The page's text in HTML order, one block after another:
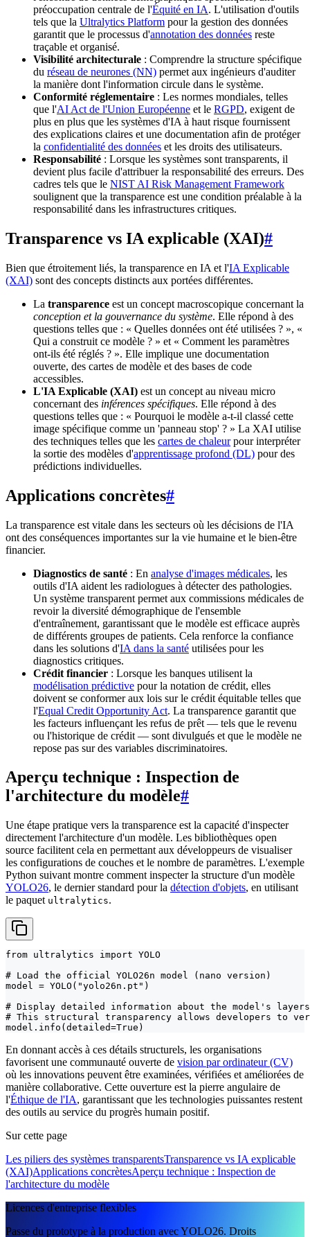
préoccupation centrale de l'Équité en IA. L'utilisation d'outils
tels que la Ultralytics Platform pour la gestion des données
garantit que le processus d'annotation des données reste
traçable et organisé.
Visibilité architecturale : Comprendre la structure spécifique
du réseau de neurones (NN) permet aux ingénieurs d'auditer
la manière dont l'information circule dans le système.
Conformité réglementaire : Les normes mondiales, telles
que l'AI Act de l'Union Européenne et le RGPD, exigent de
plus en plus que les systèmes d'IA à haut risque fournissent
des explications claires et une documentation afin de protéger
la confidentialité des données et les droits des utilisateurs.
Responsabilité : Lorsque les systèmes sont transparents, il
devient plus facile d'attribuer la responsabilité des erreurs. Des
cadres tels que le NIST AI Risk Management Framework
soulignent que la transparence est une condition préalable à la
responsabilité dans les infrastructures critiques.
Transparence vs IA explicable (XAI)#
Bien que étroitement liés, la transparence en IA et l'IA Explicable
(XAI) sont des concepts distincts aux portées différentes.
La transparence est un concept macroscopique concernant la
conception et la gouvernance du système. Elle répond à des
questions telles que : « Quelles données ont été utilisées ? », «
Qui a construit ce modèle ? » et « Comment les paramètres
ont-ils été réglés ? ». Elle implique une documentation
ouverte, des cartes de modèle et des bases de code
accessibles.
L'IA Explicable (XAI) est un concept au niveau micro
concernant des inférences spécifiques. Elle répond à des
questions telles que : « Pourquoi le modèle a-t-il classé cette
image spécifique comme un 'panneau stop' ? » La XAI utilise
des techniques telles que les cartes de chaleurpour interpréter
la sortie des modèles d'apprentissage profond (DL) pour des
prédictions individuelles.
Applications concrètes#
La transparence est vitale dans les secteurs où les décisions de l'IA
ont des conséquences importantes sur la vie humaine et le bien-être
financier.
Diagnostics de santé : En analyse d'images médicales, les
outils d'IA aident les radiologues à détecter des pathologies.
Un système transparent permet aux commissions médicales de
revoir la diversité démographique de l'ensemble
d'entraînement, garantissant que le modèle est efficace auprès
de différents groupes de patients. Cela renforce la confiance
dans les solutions d'IA dans la santé utilisées pour les
diagnostics critiques.
Crédit financier : Lorsque les banques utilisent la
modélisation prédictive pour la notation de crédit, elles
doivent se conformer aux lois sur le crédit équitable telles que
l'Equal Credit Opportunity Act. La transparence garantit que
les facteurs influençant les refus de prêt — tels que le revenu
ou l'historique de crédit — sont divulgués et que le modèle ne
repose pas sur des variables discriminatoires.
Aperçu technique : Inspection de
l'architecture du modèle#
Une étape pratique vers la transparence est la capacité d'inspecter
directement l'architecture d'un modèle. Les bibliothèques open
source facilitent cela en permettant aux développeurs de visualiser
les configurations de couches et le nombre de paramètres. L'exemple
Python suivant montre comment inspecter la structure d'un modèle
YOLO26, le dernier standard pour la détection d'objets, en utilisant
le paquet ultralytics.
from ultralytics import YOLO
# Load the official YOLO26n model (nano version)
model = YOLO("yolo26n.pt")
# Display detailed information about the model's layers
# This structural transparency allows developers to
model.info(detailed=True)
En donnant accès à ces détails structurels, les organisations
favorisent une communauté ouverte de vision par ordinateur (CV)
où les innovations peuvent être examinées, vérifiées et améliorées de
manière collaborative. Cette ouverture est la pierre angulaire de
l'Éthique de l'IA, garantissant que les technologies puissantes restent
des outils au service du progrès humain positif.
Sur cette page
Les piliers des systèmes transparentsTransparence vs IA explicable
(XAI)Applications concrètesAperçu technique : Inspection de
l'architecture du modèle
Licences d'entreprise flexibles
Passe du prototype à la production avec YOLO26. Droits